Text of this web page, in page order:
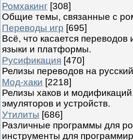
Ромхакинг [308]
Общие темы, связанные с
Переводы игр [695]
Всё, что касается переводов
языки и платформы.
Русификация [470]
Релизы переводов на
Мод-хаки [2218]
Релизы хаков и
эмуляторов и устройств.
Утилиты [686]
Различные программы для
инструменты для